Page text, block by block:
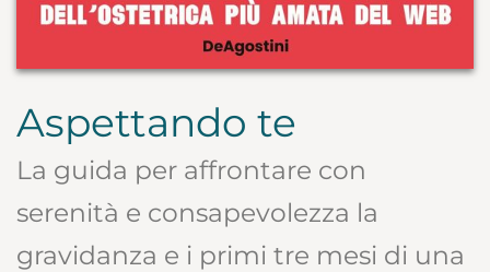
Aspettando te
La guida per affrontare con
serenità e consapevolezza la
gravidanza e i primi tre mesi di una